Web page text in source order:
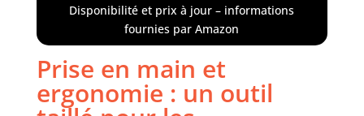
flexible (acier, aluminium,
plastique). Le verrouillage
automatique facilite le
tranchantes en toute sécurité
CARACTÉRISTIQUES - Course
pendulaire à 4 niveaux pour un
Disponibilité et prix à jour – informations
fournies par Amazon
Prise en main et
ergonomie : un outil